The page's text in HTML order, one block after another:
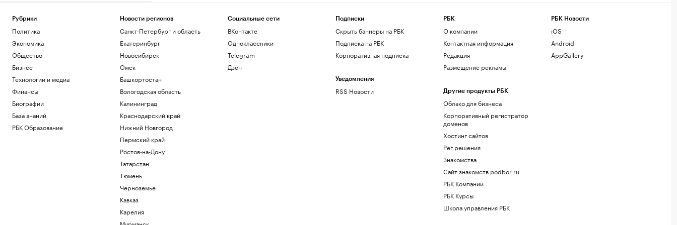
Рубрики
Политика
Экономика
Общество
Бизнес
Технологии и медиа
Финансы
Биографии
База знаний
РБК Образование
Новости регионов
Санкт-Петербург и область
Екатеринбург
Новосибирск
Омск
Башкортостан
Вологодская область
Калининград
Краснодарский край
Нижний Новгород
Пермский край
Ростов-на-Дону
Татарстан
Тюмень
Черноземье
Кавказ
Карелия
Социальные сети
ВКонтакте
Одноклассники
Telegram
Дзен
Подписки
Скрыть баннеры на РБК
Подписка на РБК
Корпоративная подписка
Уведомления
RSS Новости
РБК
О компании
Контактная информация
Редакция
Размещение рекламы
Другие продукты РБК
Облако для бизнеса
Корпоративный регистратор
доменов
Хостинг сайтов
Рег.решения
Знакомства
Сайт знакомств podbor.ru
РБК Компании
РБК Курсы
Школа управления РБК
РБК Новости
iOS
Android
AppGallery